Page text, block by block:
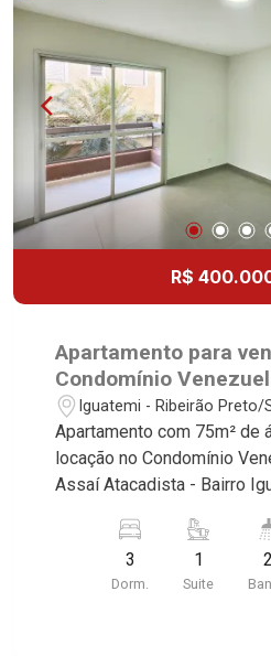
R$
Apartamento para
Condomínio
Assaí Atacadista -
Iguatemi - Ribeirão Preto/
Apartamento com 75m² de
locação no Condomínio
Assaí Atacadista - Bairro
imóvel que a Martinelli
para você: - 75m² de área útil - 3 dormitórios com
1 suíte com armários -
3
Dorm.
1
Suite
2